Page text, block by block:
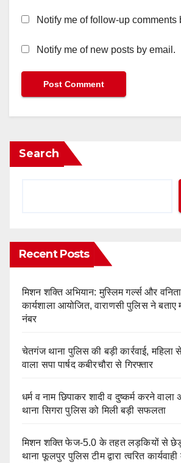
Notify me of follow-up comments
Notify me of new posts by email.
Search
Recent Posts
मिशन शक्ति अभियान: मुस्लिम गर्ल्स और
कार्यशाला आयोजित, वाराणसी पुलिस ने बताए
नंबर
चेतगंज थाना पुलिस की बड़ी कार्रवाई,
वाला सपा पार्षद कबीरचौरा से गिरफ्तार
धर्म व नाम छिपाकर शादी व दुष्कर्म करने वाला
थाना सिगरा पुलिस को मिली बड़ी सफलता
मिशन शक्ति फेज-5.0 के तहत लड़कियों से
थाना फूलपुर पुलिस टीम द्वारा त्वरित